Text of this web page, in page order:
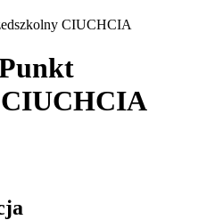
CIUCHCIA